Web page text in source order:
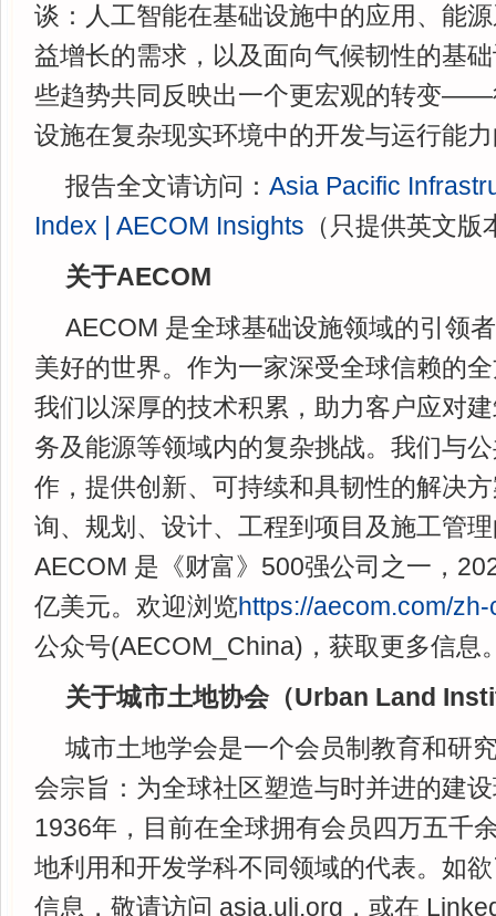
谈：人工智能在基础设施中的应用、能
益增长的需求，以及面向气候韧性的基
些趋势共同反映出一个更宏观的转变——
设施在复杂现实环境中的开发与运行能
报告全文请访问： Asia Pacific
Index | AECOM Insights （只提供英文版
关于AECOM
AECOM 是全球基础设施领域的引领
美好的世界。作为一家深受全球信赖的
我们以深厚的技术积累，助力客户应对
务及能源等领域内的复杂挑战。我们与
作，提供创新、可持续和具韧性的解决
询、规划、设计、工程到项目及施工管
AECOM 是《财富》500强公司之一，
亿美元。欢迎浏览https://aecom.com/zh-
公众号(AECOM_China)，获取更多信息
关于城市土地协会（Urban Land
城市土地学会是一个会员制教育和研
会宗旨：为全球社区塑造与时并进的建
1936年，目前在全球拥有会员四万五千
地利用和开发学科不同领域的代表。如
信息，敬请访问 asia.uli.org，或在